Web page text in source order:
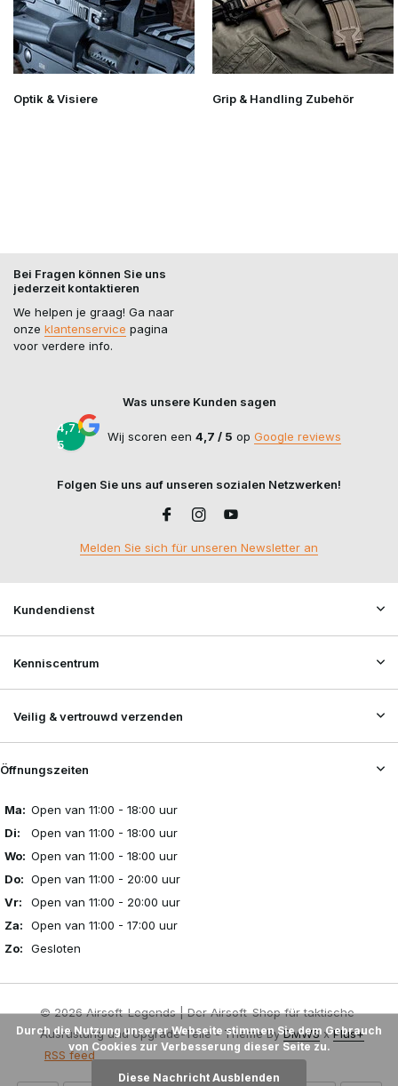
Optik & Visiere Grip & Handling Zubehör
Bei Fragen können Sie uns
jederzeit kontaktieren
We helpen je graag! Ga naar
onze klantenservice pagina
voor verdere info.
Was unsere Kunden sagen
4,7 /
5
Wij scoren een 4,7 / 5 op Google reviews
Folgen Sie uns auf unseren sozialen Netzwerken!
Melden Sie sich für unseren Newsletter an
Kundendienst
Kenniscentrum
Veilig & vertrouwd verzenden
Öffnungszeiten
Ma: Open van 11:00 - 18:00 uur
Di:
Open van 11:00 - 18:00 uur
Wo: Open van 11:00 - 18:00 uur
Do: Open van 11:00 - 20:00 uur
Vr:
Open van 11:00 - 20:00 uur
Za:
Open van 11:00 - 17:00 uur
Zo:
Gesloten
© 2026 Airsoft-Legends | Der Airsoft-Shop für taktische
Ausrüstung und Upgrade-Teile - Theme ByDMWSxPlus+
RSS feed
Durch die Nutzung unserer Webseite stimmen Sie dem Gebrauch
von Cookies zur Verbesserung dieser Seite zu.
Diese Nachricht Ausblenden